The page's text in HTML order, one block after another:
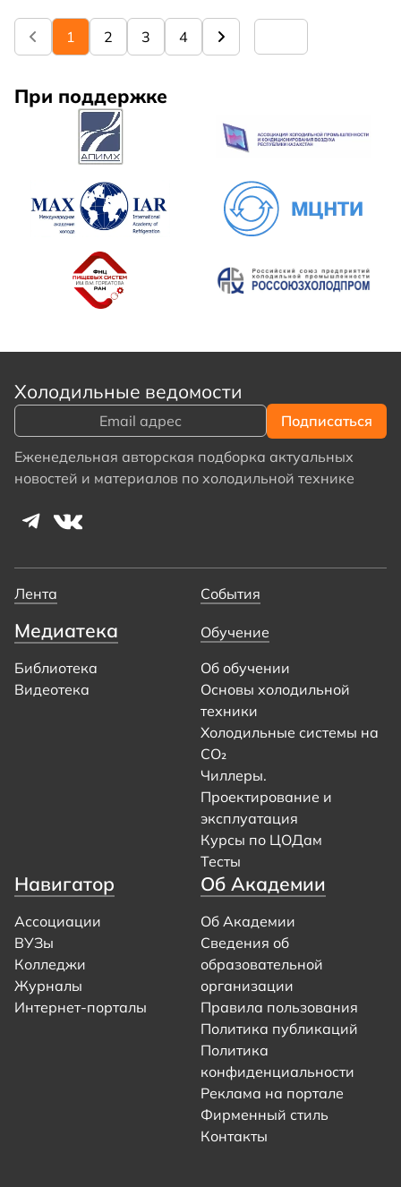
ресурсу — наборам LEGO «Собери свой
холодильник». Цель этого проекта —
заинтересовать молодых людей «миром холода»,
1 2 3 4
При поддержке
Холодильные ведомости
Еженедельная авторская подборка актуальных
новостей и материалов по холодильной технике
Лента События
Медиатека
Библиотека
Видеотека
Обучение
Об обучении
Основы холодильной
техники
Холодильные системы на
CO₂
Чиллеры.
Проектирование и
эксплуатация
Курсы по ЦОДам
Тесты
Навигатор
Ассоциации
ВУЗы
Колледжи
Журналы
Интернет-порталы
Об Академии
Об Академии
Сведения об
образовательной
организации
Правила пользования
Политика публикаций
Политика
конфиденциальности
Реклама на портале
Фирменный стиль
Контакты